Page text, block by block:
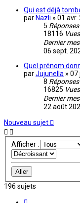
Qui est déjà
par Nazli » 01 avr.
5 Réponses
18116 Vues
Dernier
06 sept.
Quel prénom
parJujunella » 07
8 Réponses
16825 Vues
Dernier
22 août
Nouveau sujet
Afficher :
196 sujets